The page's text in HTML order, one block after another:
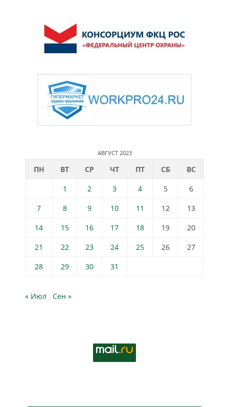
АВГУСТ 2023
ПН ВТ СР ЧТ ПТ СБ
ВС
1
2 3 4 5
6
7
8 9 10 11 12
13
14
15 16 17 18 19
20
21
22 23 24 25 26
27
28
29 30 31
« Июл Сен »